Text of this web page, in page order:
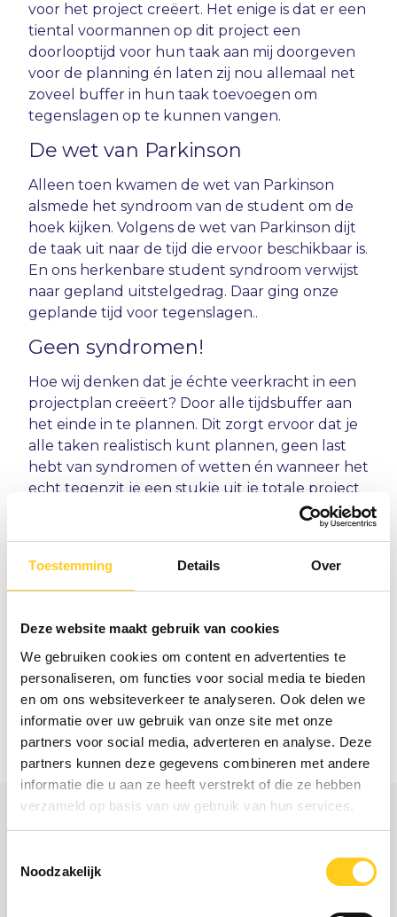
Toestemming Details Over
Deze website maakt gebruik van cookies
We gebruiken cookies om content en advertenties te
personaliseren, om functies voor social media te bieden
en om ons websiteverkeer te analyseren. Ook delen we
informatie over uw gebruik van onze site met onze
partners voor social media, adverteren en analyse. Deze
partners kunnen deze gegevens combineren met andere
informatie die u aan ze heeft verstrekt of die ze hebben
verzameld op basis van uw gebruik van hun services.
Noodzakelijk
voor het project creëert. Het enige is dat er een
tiental voormannen op dit project een
doorlooptijd voor hun taak aan mij doorgeven
voor de planning én laten zij nou allemaal net
zoveel buffer in hun taak toevoegen om
tegenslagen op te kunnen vangen.
De wet van Parkinson
Alleen toen kwamen de wet van Parkinson
alsmede het syndroom van de student om de
hoek kijken. Volgens de wet van Parkinson dijt
de taak uit naar de tijd die ervoor beschikbaar is.
En ons herkenbare student syndroom verwijst
naar gepland uitstelgedrag. Daar ging onze
geplande tijd voor tegenslagen..
Geen syndromen!
Hoe wij denken dat je échte veerkracht in een
projectplan creëert? Door alle tijdsbuffer aan
het einde in te plannen. Dit zorgt ervoor dat je
alle taken realistisch kunt plannen, geen last
hebt van syndromen of wetten én wanneer het
echt tegenzit je een stukje uit je totale project
Lees hier alle artikelen uit onze nieuwsbrief
over veerkracht
duizend-en-één rollen
meeveren of tegenwerken?
Het moderne procesmanagement? Vol
veerkracht!
Onze ijsberg smelt!
Lees hier meer verhalen van Critical